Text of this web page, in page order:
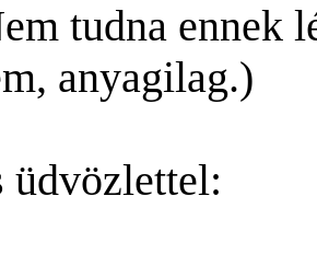
tudna ennek
anyagilag.)
üdvözlettel: